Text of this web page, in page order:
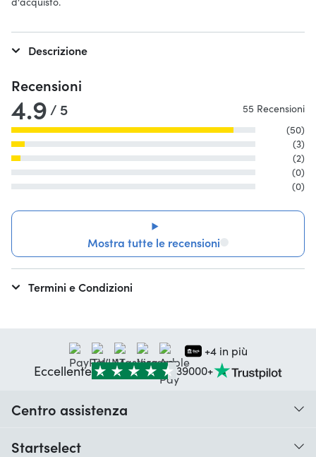
Descrizione
Recensioni
4.9 / 5
55 Recensioni
(50)
(3)
(2)
(0)
(0)
Mostra tutte le recensioni
Termini e Condizioni
+4 in più
Eccellente 39000+
Centro assistenza
Startselect